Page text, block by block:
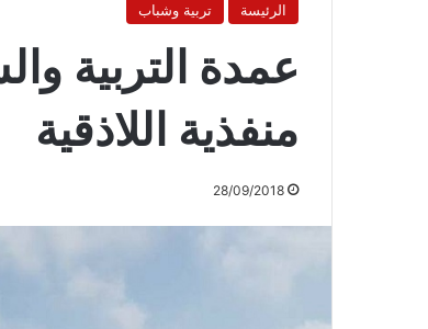
الرئيسة تربية وشباب
عمدة التربية
منفذية اللاذقية
28/09/2018